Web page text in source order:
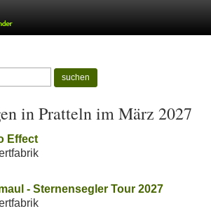
suchen
in Pratteln im März 2027
Effect
- Sternensegler Tour 2027